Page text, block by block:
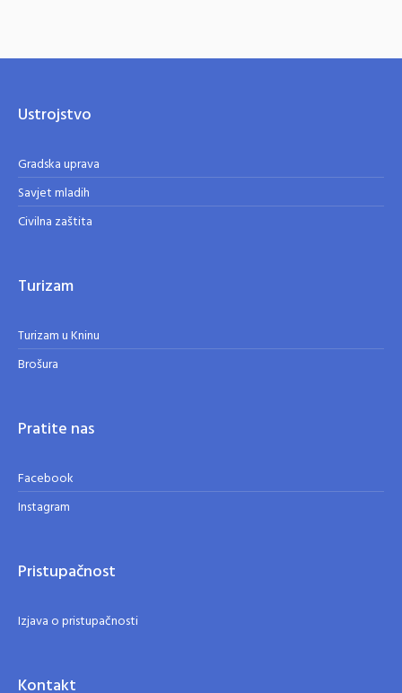
Ustrojstvo
Gradska uprava
Savjet mladih
Civilna zaštita
Turizam
Turizam u Kninu
Brošura
Pratite nas
Facebook
Instagram
Pristupačnost
Izjava o pristupačnosti
Kontakt